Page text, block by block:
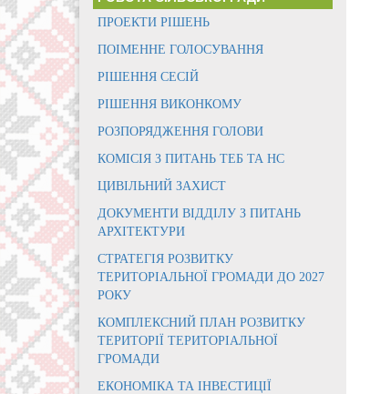
ПРОЕКТИ РІШЕНЬ
ПОІМЕННЕ ГОЛОСУВАННЯ
РІШЕННЯ СЕСІЙ
РІШЕННЯ ВИКОНКОМУ
РОЗПОРЯДЖЕННЯ ГОЛОВИ
КОМІСІЯ З ПИТАНЬ ТЕБ ТА НС
ЦИВІЛЬНИЙ ЗАХИСТ
ДОКУМЕНТИ ВІДДІЛУ З ПИТАНЬ
АРХІТЕКТУРИ
СТРАТЕГІЯ РОЗВИТКУ
ТЕРИТОРІАЛЬНОЇ ГРОМАДИ ДО 2027
РОКУ
КОМПЛЕКСНИЙ ПЛАН РОЗВИТКУ
ТЕРИТОРІЇ ТЕРИТОРІАЛЬНОЇ
ГРОМАДИ
ЕКОНОМІКА ТА ІНВЕСТИЦІЇ